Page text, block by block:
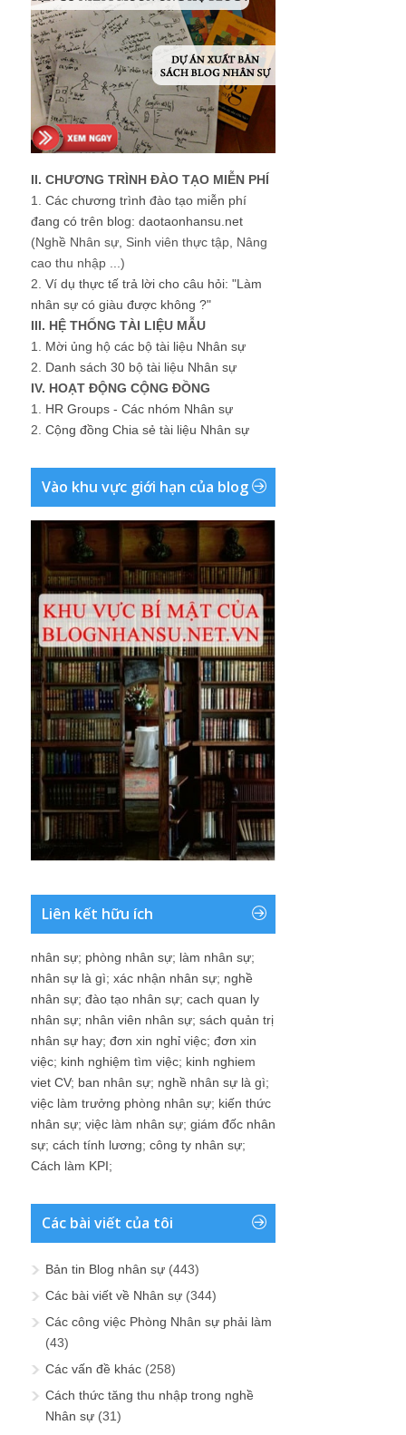
II. CHƯƠNG TRÌNH ĐÀO TẠO MIỄN PHÍ
1. Các chương trình đào tạo miễn phí
đang có trên blog: daotaonhansu.net
(Nghề Nhân sự, Sinh viên thực tập, Nâng
cao thu nhập ...)
2. Ví dụ thực tế trả lời cho câu hỏi: "Làm
nhân sự có giàu được không ?"
III. HỆ THỐNG TÀI LIỆU MẪU
1. Mời ủng hộ các bộ tài liệu Nhân sự
2. Danh sách 30 bộ tài liệu Nhân sự
IV. HOẠT ĐỘNG CỘNG ĐỒNG
1. HR Groups - Các nhóm Nhân sự
2. Cộng đồng Chia sẻ tài liệu Nhân sự
Vào khu vực giới hạn của blog
Liên kết hữu ích
nhân sự; phòng nhân sự; làm nhân sự;
nhân sự là gì; xác nhận nhân sự; nghề
nhân sự; đào tạo nhân sự; cach quan ly
nhân sự; nhân viên nhân sự; sách quản trị
nhân sự hay; đơn xin nghỉ việc; đơn xin
việc; kinh nghiệm tìm việc; kinh nghiem
viet CV; ban nhân sự; nghề nhân sự là gì;
việc làm trưởng phòng nhân sự; kiến thức
nhân sự; việc làm nhân sự; giám đốc nhân
sự; cách tính lương; công ty nhân sự;
Cách làm KPI;
Các bài viết của tôi
Bản tin Blog nhân sự (443)
Các bài viết về Nhân sự (344)
Các công việc Phòng Nhân sự phải làm
(43)
Các vấn đề khác (258)
Cách thức tăng thu nhập trong nghề
Nhân sự (31)